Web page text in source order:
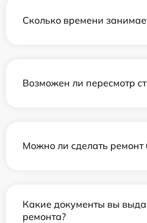
Сколько времени
Возможен ли пересмотр
Можно ли сделать ремонт
Какие документы вы
ремонта?